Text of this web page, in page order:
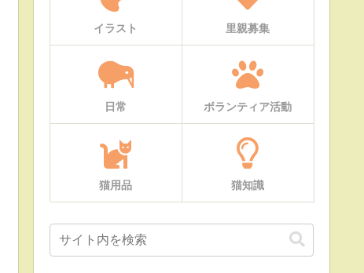
イラスト 里親募集
日常 ボランティア活動
猫用品 猫知識